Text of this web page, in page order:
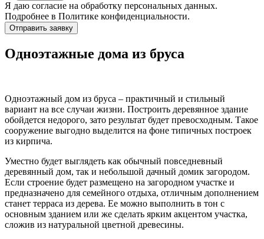
Я даю согласие на обработку персональных данных.
Подробнее в Политике конфиденциальности.
Отправить заявку
Одноэтажные дома из бруса
Одноэтажный дом из бруса – практичный и стильный
вариант на все случаи жизни. Построить деревянное здание
обойдется недорого, зато результат будет превосходным. Такое
сооружение выгодно выделится на фоне типичных построек
из кирпича.
Уместно будет выглядеть как обычный повседневный
деревянный дом, так и небольшой дачный домик загородом.
Если строение будет размещено на загородном участке и
предназначено для семейного отдыха, отличным дополнением
станет терраса из дерева. Ее можно выполнить в тон с
основным зданием или же сделать ярким акцентом участка,
сложив из натуральной цветной древесины.